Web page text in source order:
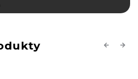
Previous
Next